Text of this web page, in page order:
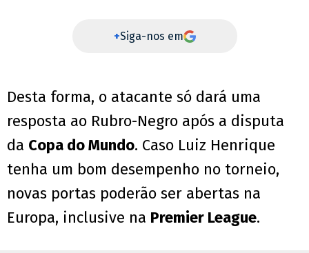
+Siga-nos em
Desta forma, o atacante só dará uma
resposta ao Rubro-Negro após a disputa
da Copa do Mundo. Caso Luiz Henrique
tenha um bom desempenho no torneio,
novas portas poderão ser abertas na
Europa, inclusive na Premier League.